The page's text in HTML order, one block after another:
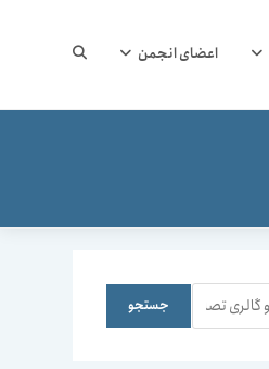
اعضای انجمن جستجوی
جستجو